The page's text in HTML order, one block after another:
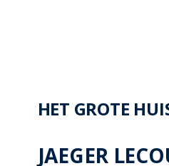
HET GROTE
JAEGER